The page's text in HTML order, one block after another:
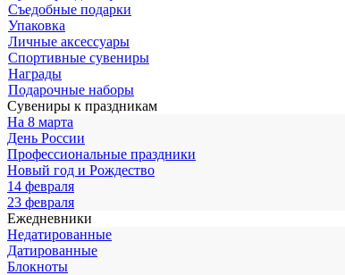
Съедобные подарки
Упаковка
Личные аксессуары
Спортивные сувениры
Награды
Подарочные наборы
Сувениры к праздникам
На 8 марта
День России
Профессиональные праздники
Новый год и Рождество
14 февраля
23 февраля
Ежедневники
Недатированные
Датированные
Блокноты